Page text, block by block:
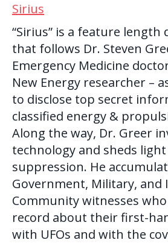
Sirius
“Sirius” is a feature length
that follows Dr. Steven
Emergency Medicine
New Energy researcher –
to disclose top secret
classified energy &
Along the way, Dr. Greer
technology and sheds
suppression. He
Government, Military, and
Community witnesses
record about their first-
with UFOs and with the